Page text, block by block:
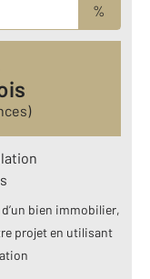
%
bien immobilier,
projet en utilisant